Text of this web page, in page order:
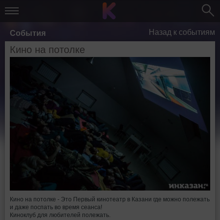
События Назад к событиям
Кино на потолке
Кино на потолке - Это Первый кинотеатр в Казани где можно полежать
и даже поспать во время сеанса!
Киноклуб для любителей полежать.